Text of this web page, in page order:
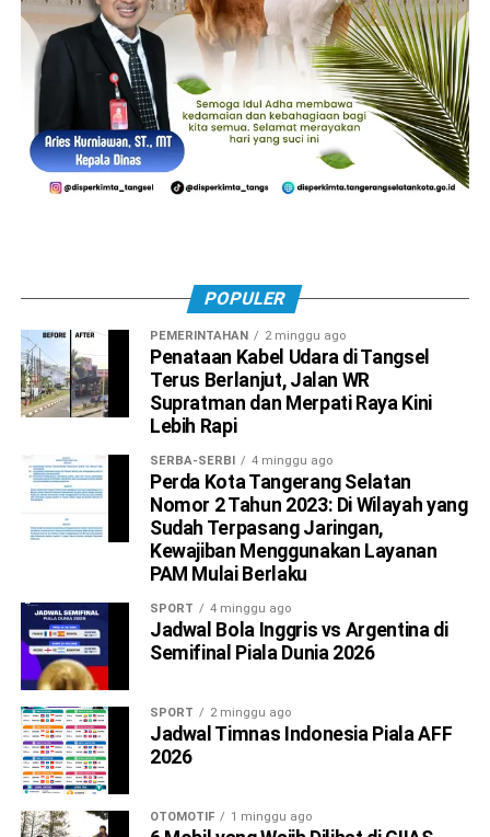
POPULER
PEMERINTAHAN 2 minggu ago
Penataan Kabel Udara di Tangsel
Terus Berlanjut, Jalan WR
Supratman dan Merpati Raya Kini
Lebih Rapi
SERBA-SERBI 4 minggu ago
Perda Kota Tangerang Selatan
Nomor 2 Tahun 2023: Di Wilayah yang
Sudah Terpasang Jaringan,
Kewajiban Menggunakan Layanan
PAM Mulai Berlaku
SPORT 4 minggu ago
Jadwal Bola Inggris vs Argentina di
Semifinal Piala Dunia 2026
SPORT 2 minggu ago
Jadwal Timnas Indonesia Piala AFF
2026
OTOMOTIF 1 minggu ago